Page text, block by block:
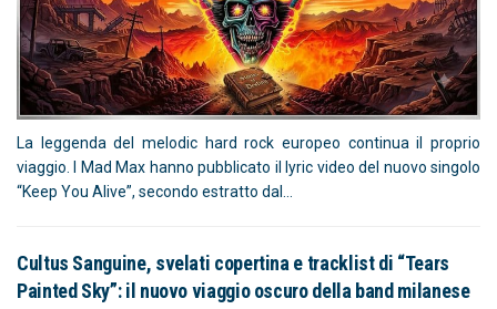
La leggenda del melodic hard rock europeo continua il proprio
viaggio. I Mad Max hanno pubblicato il lyric video del nuovo singolo
“Keep You Alive”, secondo estratto dal...
Cultus Sanguine, svelati copertina e tracklist di “Tears
Painted Sky”: il nuovo viaggio oscuro della band milanese